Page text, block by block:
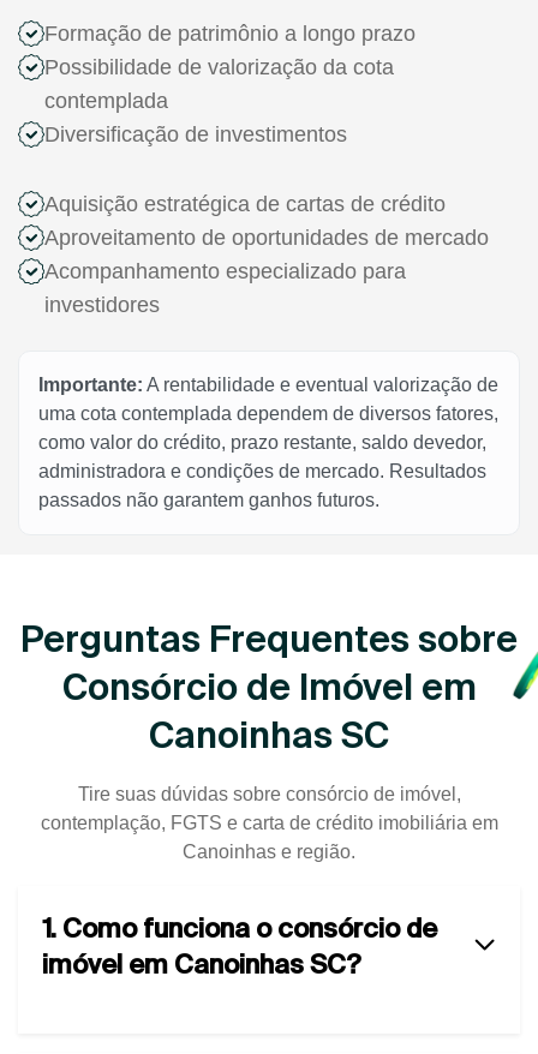
Formação de patrimônio a longo prazo
Possibilidade de valorização da cota
contemplada
Diversificação de investimentos
Aquisição estratégica de cartas de crédito
Aproveitamento de oportunidades de mercado
Acompanhamento especializado para
investidores
Importante: A rentabilidade e eventual valorização de
uma cota contemplada dependem de diversos fatores,
como valor do crédito, prazo restante, saldo devedor,
administradora e condições de mercado. Resultados
passados não garantem ganhos futuros.
Perguntas Frequentes sobre
Consórcio de Imóvel em
Canoinhas SC
Tire suas dúvidas sobre consórcio de imóvel,
contemplação, FGTS e carta de crédito imobiliária em
Canoinhas e região.
1. Como funciona o consórcio de
imóvel em Canoinhas SC?